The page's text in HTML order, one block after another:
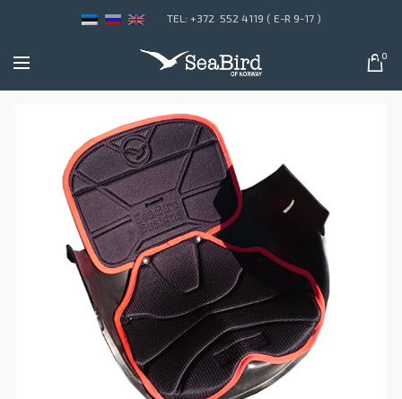
TEL: +372 552 4119 ( E-R 9-17 )
0